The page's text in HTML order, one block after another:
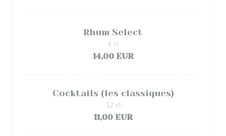
Rhum Select
14,00 EUR
4 cl
Cocktails (les classiques)
11,00 EUR
12 cl